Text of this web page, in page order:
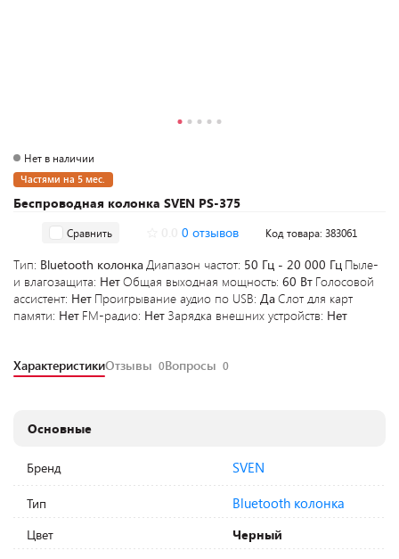
Беспроводная колонка SVEN PS-375
Нет в наличии
Частями на 5 мес.
Сравнить 0 отзывов Код товара: 383061
Тип: Bluetooth колонкаДиапазон частот: 50 Гц - 20 000 Гц Пыле-
и влагозащита: НетОбщая выходная мощность: 60 Вт Голосовой
ассистент: Нет Проигрывание аудио по USB: ДаСлот для карт
памяти: Нет FM-радио: Нет Зарядка внешних устройств: Нет
ХарактеристикиОтзывы 0Вопросы 0
Основные
Бренд SVEN
Тип Bluetooth колонка
Цвет
Черный